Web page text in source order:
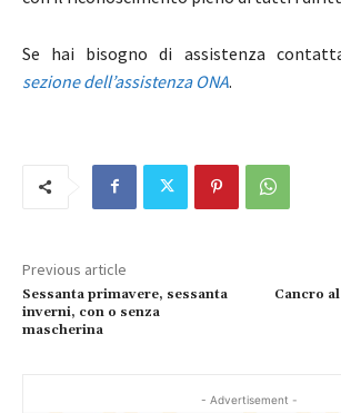
Se hai bisogno di assistenza
sezione dell’assistenza ONA.
Previous article
Sessanta primavere, sessanta
inverni, con o senza
mascherina
Cancro
- Advertisement -